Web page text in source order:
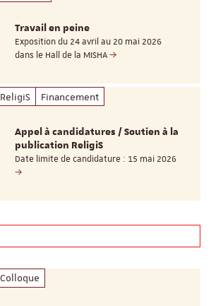
Travail en peine
Exposition du 24 avril au 20 mai 2026
dans le Hall de la MISHA
ReligiS Financement
Appel à candidatures / Soutien à la
publication ReligiS
Date limite de candidature : 15 mai 2026
Colloque